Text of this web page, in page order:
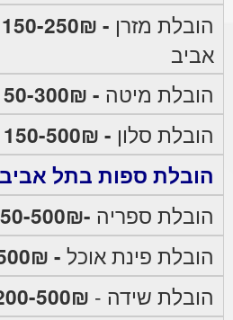
הובלת מזרן - 150-250₪
אביב
הובלת מיטה - 150-300₪
הובלת סלון - 150-500₪
הובלת ספות בתל אביב - 150-
הובלת ספריה -150-500₪
הובלת פינת אוכל - 200-500₪
הובלת שידה - 500₪